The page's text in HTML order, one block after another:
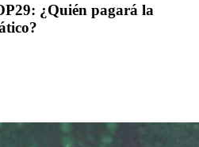
¿Quién pagará la